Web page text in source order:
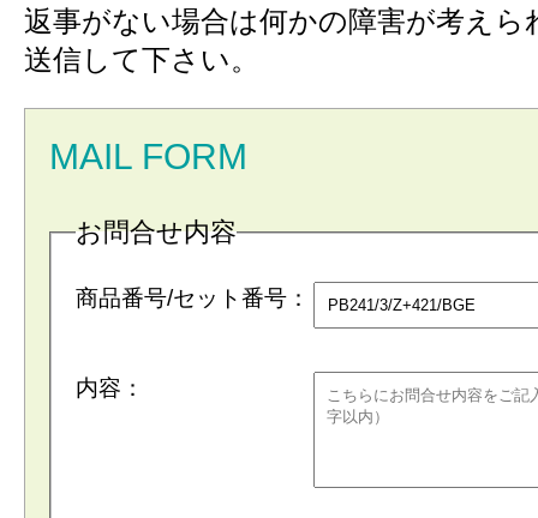
返事がない場合は何かの障害が考えら
送信して下さい。
MAIL FORM
お問合せ内容
商品番号/セット番号：
内容：